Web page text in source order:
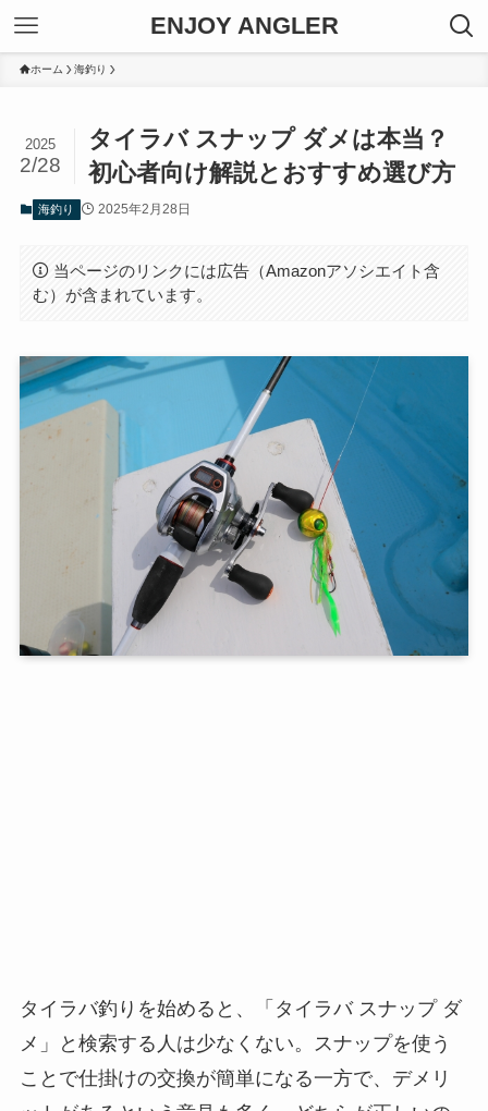
ENJOY ANGLER
ホーム 海釣り
タイラバ スナップ ダメは本当？
初心者向け解説とおすすめ選び方
2025
2/28
海釣り 2025年2月28日
当ページのリンクには広告（Amazonアソシエイト含
む）が含まれています。
タイラバ釣りを始めると、「タイラバ スナップ ダ
メ」と検索する人は少なくない。スナップを使う
ことで仕掛けの交換が簡単になる一方で、デメリ